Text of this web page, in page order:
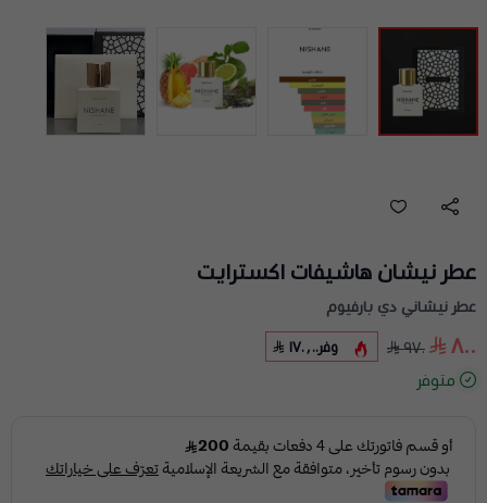
عطر نيشان هاشيفات اكسترايت
عطر نيشاني دي بارفيوم
٨٠٠ ٩٧٠ وفر ١٧٠٫٠٠
متوفر